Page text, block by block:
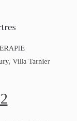
Villa Tarnier